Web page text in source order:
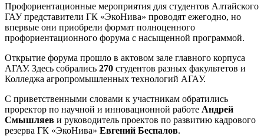
Профориентационные мероприятия для студентов Алтайского
ГАУ представители ГК «ЭкоНива» проводят ежегодно, но
впервые они приобрели формат полноценного
профориентационного форума с насыщенной программой.
Открытие форума прошло в актовом зале главного корпуса
АГАУ. Здесь собрались 270 студентов разных факультетов и
Колледжа агропромышленных технологий АГАУ.
С приветственными словами к участникам обратились
проректор по научной и инновационной работе Андрей
Смышляев и руководитель проектов по развитию кадрового
резерва ГК «ЭкоНива» Евгений Беспалов.